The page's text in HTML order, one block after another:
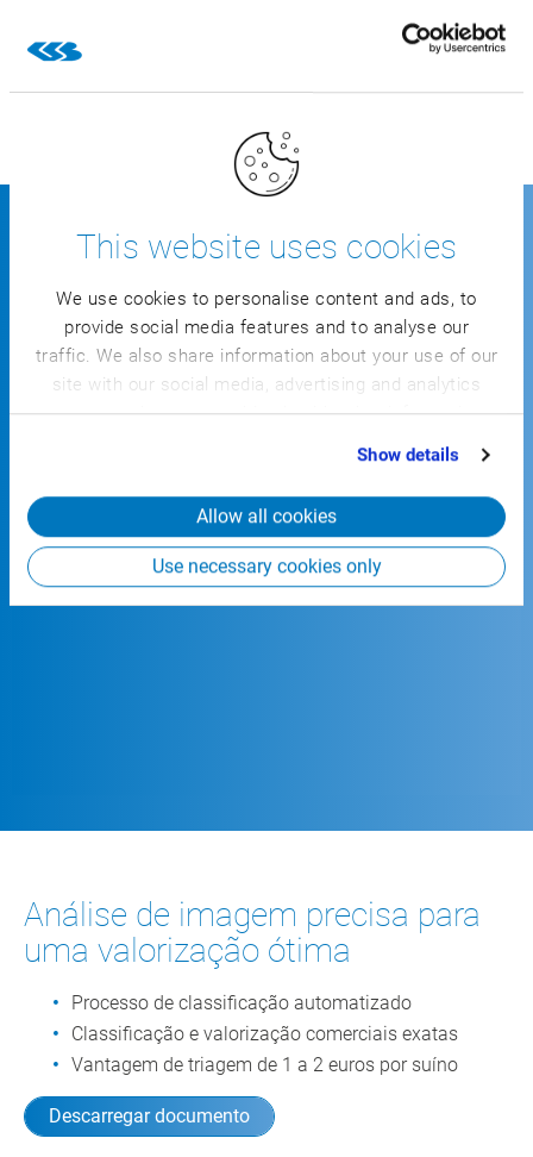
This website uses cookies
We use cookies to personalise content and ads, to
provide social media features and to analyse our
traffic. We also share information about your use of our
site with our social media, advertising and analytics
partners who may combine it with other information
that you’ve provided to them or that they’ve collected
Show details
Allow all cookies
Use necessary cookies only
Total transparência em todas as áreas da
negócio com sucesso utilizando
a solução setorial da CSB para
a produção de carne de porco
Análise de imagem precisa para
uma valorização ótima
Processo de classificação automatizado
Classificação e valorização comerciais exatas
Vantagem de triagem de 1 a 2 euros por suíno
Descarregar documento